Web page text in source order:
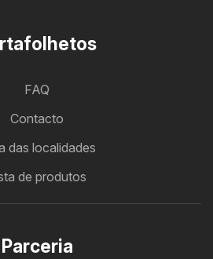
FAQ
Contacto
das localidades
de produtos
Parceria